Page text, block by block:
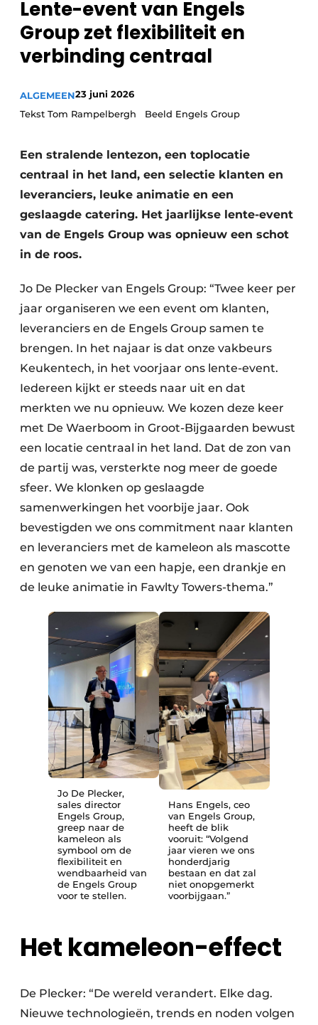
Privacy / Cookie statement
Vacature aanmelden
Video’s
Lente-event van Engels
Group zet flexibiliteit en
verbinding centraal
ALGEMEEN23 juni 2026
Tekst Tom Rampelbergh Beeld Engels Group
Een stralende lentezon, een toplocatie
centraal in het land, een selectie klanten en
leveranciers, leuke animatie en een
geslaagde catering. Het jaarlijkse lente-event
van de Engels Group was opnieuw een schot
in de roos.
Jo De Plecker van Engels Group: “Twee keer per
jaar organiseren we een event om klanten,
leveranciers en de Engels Group samen te
brengen. In het najaar is dat onze vakbeurs
Keukentech, in het voorjaar ons lente-event.
Iedereen kijkt er steeds naar uit en dat
merkten we nu opnieuw. We kozen deze keer
met De Waerboom in Groot-Bijgaarden bewust
een locatie centraal in het land. Dat de zon van
de partij was, versterkte nog meer de goede
sfeer. We klonken op geslaagde
samenwerkingen het voorbije jaar. Ook
bevestigden we ons commitment naar klanten
en leveranciers met de kameleon als mascotte
en genoten we van een hapje, een drankje en
de leuke animatie in Fawlty Towers-thema.”
Jo De Plecker,
sales director
Engels Group,
greep naar de
kameleon als
symbool om de
flexibiliteit en
wendbaarheid van
de Engels Group
voor te stellen.
Hans Engels, ceo
van Engels Group,
heeft de blik
vooruit: “Volgend
jaar vieren we ons
honderdjarig
bestaan en dat zal
niet onopgemerkt
voorbijgaan.”
Het kameleon-effect
De Plecker: “De wereld verandert. Elke dag.
Nieuwe technologieën, trends en noden volgen